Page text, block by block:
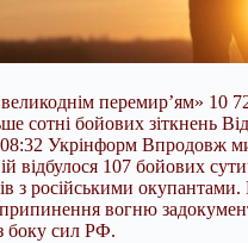
перемир’ям» 10
сотні бойових зіткнень
Укрінформ Впродовж
відбулося 107 бойових
з російськими окупантами.
вогню
боку сил РФ.